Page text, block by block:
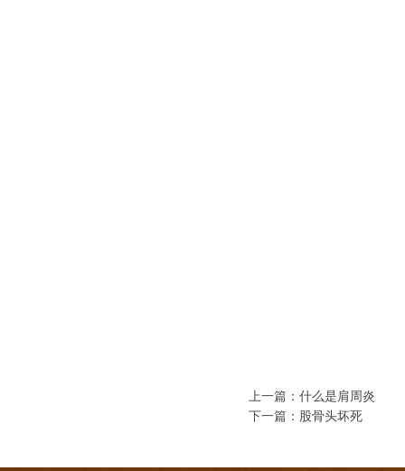
上一篇： 什么是肩周炎
下一篇： 股骨头坏死